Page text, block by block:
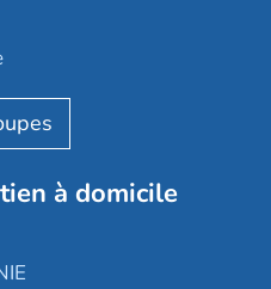
à domicile